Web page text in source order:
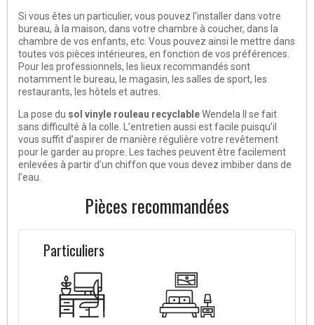
Si vous êtes un particulier, vous pouvez l’installer dans votre
bureau, à la maison, dans votre chambre à coucher, dans la
chambre de vos enfants, etc. Vous pouvez ainsi le mettre dans
toutes vos pièces intérieures, en fonction de vos préférences
Pour les professionnels, les lieux recommandés sont
notamment le bureau, le magasin, les salles de sport, les
restaurants, les hôtels et autres.
La pose du sol vinyle rouleau recyclableWendela II se fait
sans difficulté à la colle.
L’entretien aussi est facile puisqu’il
vous suffit d’aspirer de manière régulière votre revêtement
pour le garder au propre. Les taches peuvent être facilement
enlevées à partir d’un chiffon que vous devez imbiber dans de
l’eau.
Pièces recommandées
Particuliers